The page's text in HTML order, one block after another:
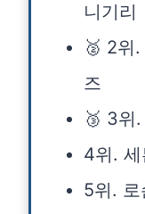
니기리
🥈 2위
즈
🥉 3위
4위.
5위. 로